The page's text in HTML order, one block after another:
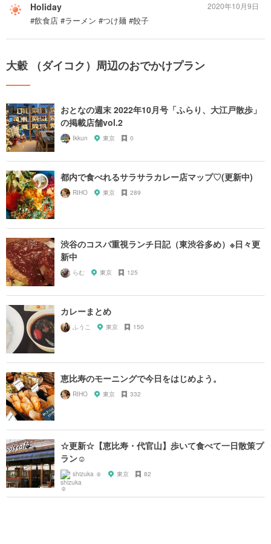
Holiday
#飲食店 #ラーメン #つけ麺 #餃子
2020年10月9日
大穀 （ダイコク）周辺のおでかけプラン
おとなの週末 2022年10月号「ふらり、大江戸散歩」
の掲載店舗vol.2
Ikkun 東京 0
都内で食べれるサラサラカレー店マップ♡(更新中)
RIHO 東京 289
渋谷のコスパ重視ランチ日記（東渋谷多め）※日々更
新中
らむ 東京 125
カレーまとめ
ふうこ 東京 150
恵比寿のモーニングで今日をはじめよう。
RIHO 東京 332
☆更新☆【恵比寿・代官山】歩いて食べて一日散策プ
ラン☺︎
shizuka ☺︎ 東京 82